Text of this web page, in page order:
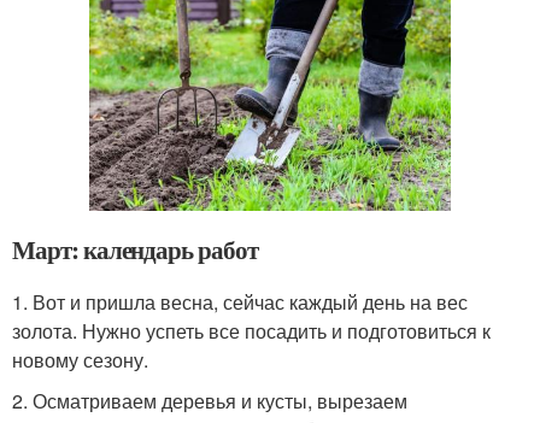
Март: календарь работ
1. Вот и пришла весна, сейчас каждый день на вес
золота. Нужно успеть все посадить и подготовиться к
новому сезону.
2. Осматриваем деревья и кусты, вырезаем